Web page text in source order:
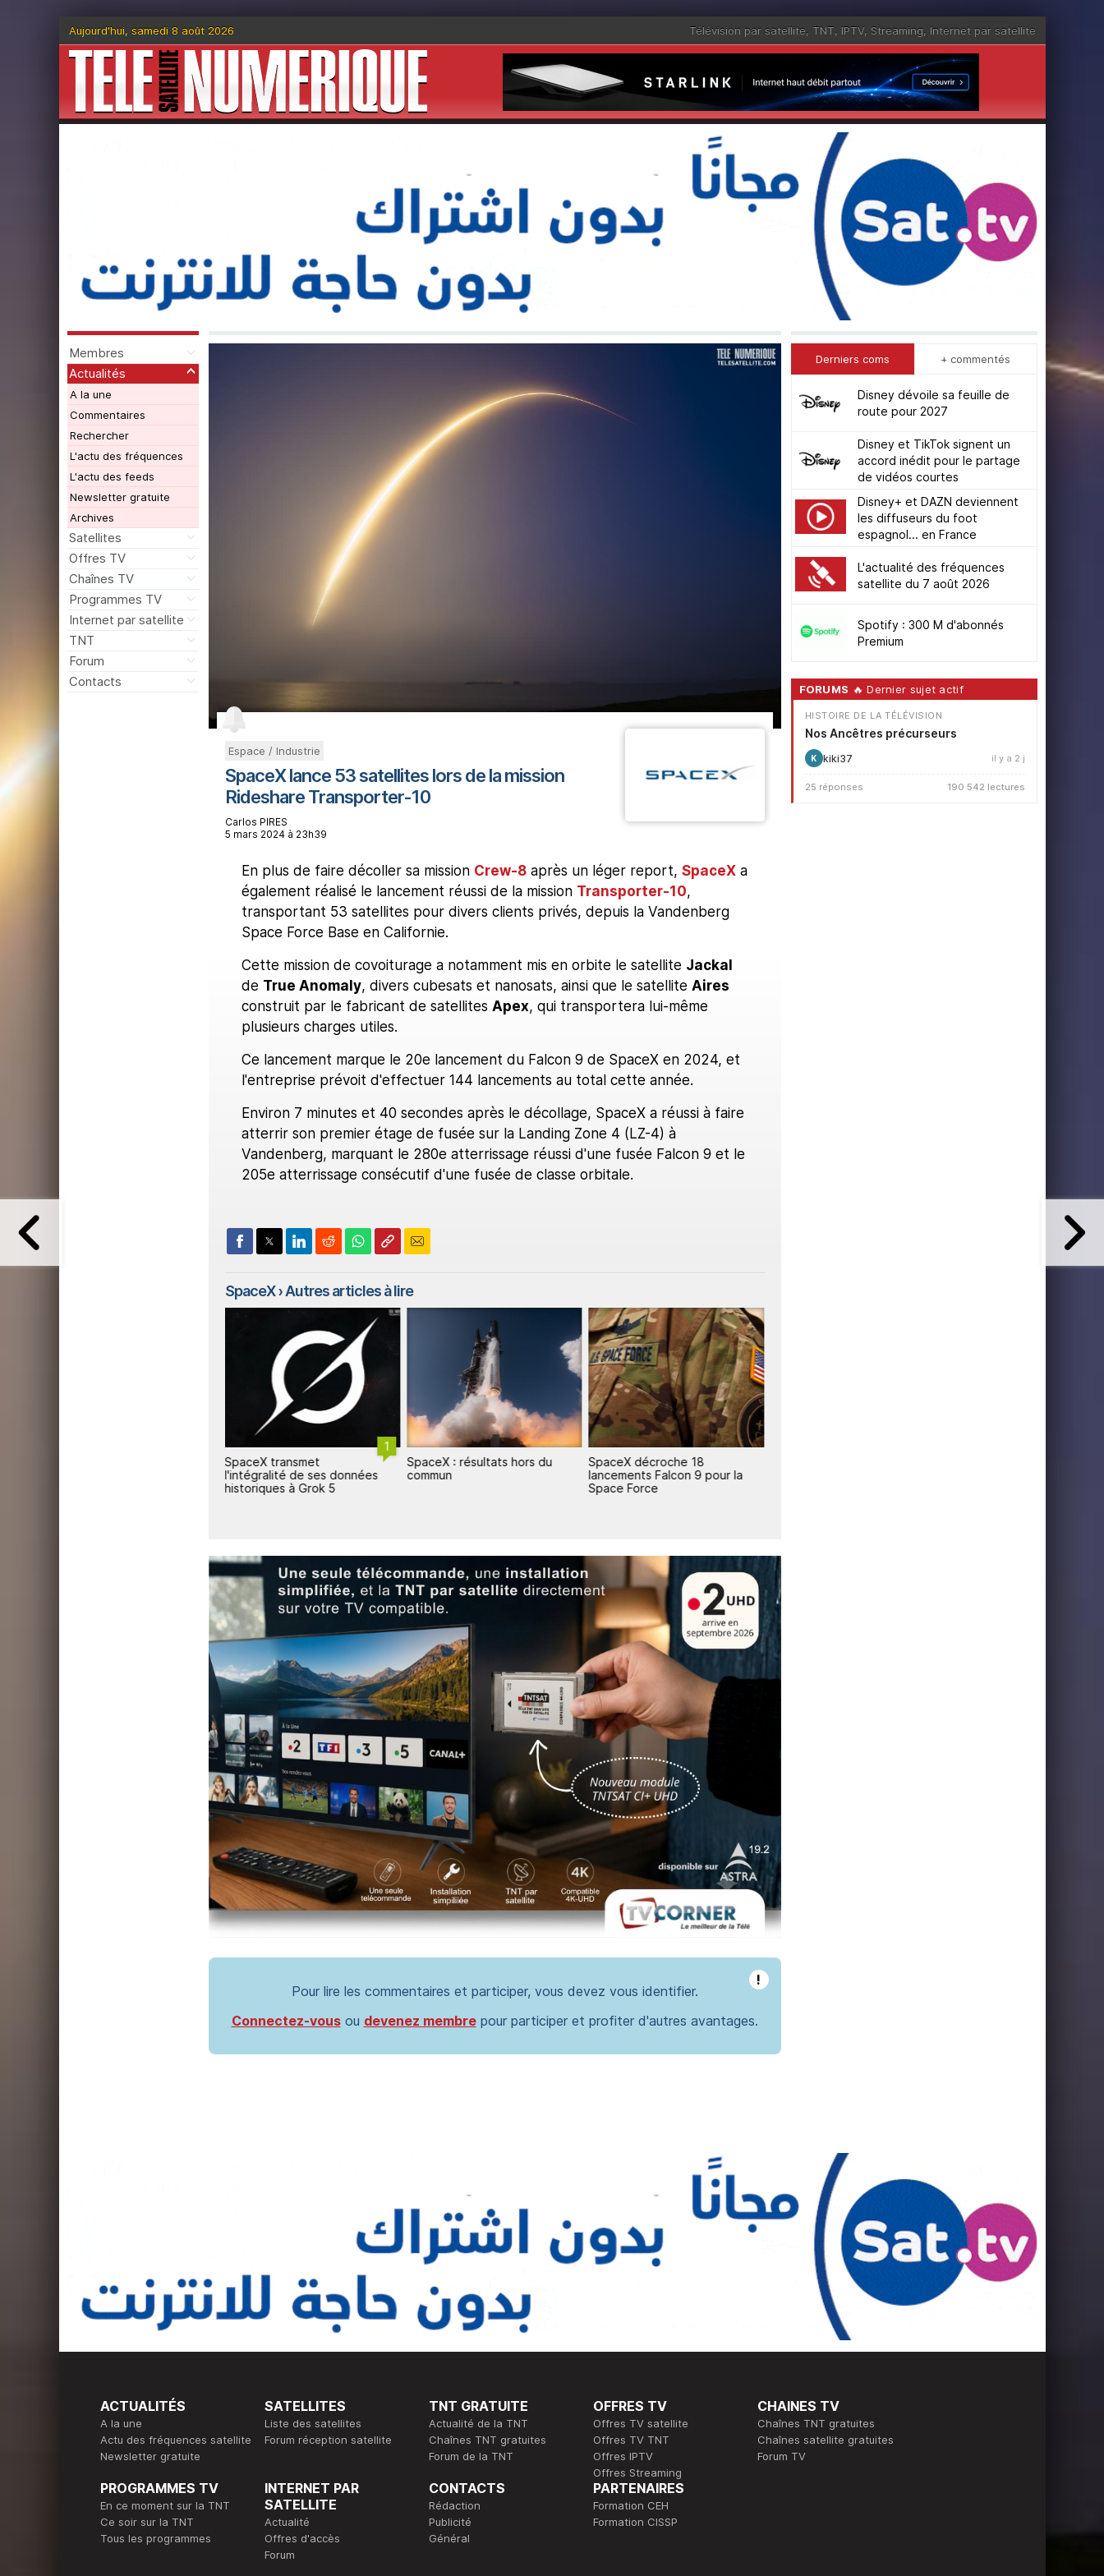
Aujourd'hui, samedi 8 août 2026 Télévision par satellite, TNT, IPTV, Streaming, Internet par satellite
Membres
Actualités
A la une
Commentaires
Rechercher
L'actu des fréquences
L'actu des feeds
Newsletter gratuite
Archives
Satellites
Offres TV
Chaînes TV
Programmes TV
Internet par satellite
TNT
Forum
Contacts
Espace / Industrie
SpaceX lance 53 satellites lors de la mission
Rideshare Transporter-10
Carlos PIRES
5 mars 2024 à 23h39
En plus de faire décoller sa mission Crew-8après un léger report, SpaceXa
également réalisé le lancement réussi de la mission Transporter-10,
transportant 53 satellites pour divers clients privés, depuis la Vandenberg
Space Force Base en Californie.
Cette mission de covoiturage a notamment mis en orbite le satellite Jackal
de True Anomaly, divers cubesats et nanosats, ainsi que le satellite Aires
construit par le fabricant de satellites Apex, qui transportera lui-même
plusieurs charges utiles.
Ce lancement marque le 20e lancement du Falcon 9 de SpaceX en 2024, et
l'entreprise prévoit d'effectuer 144 lancements au total cette année.
Environ 7 minutes et 40 secondes après le décollage, SpaceX a réussi à faire
atterrir son premier étage de fusée sur la Landing Zone 4 (LZ-4) à
Vandenberg, marquant le 280e atterrissage réussi d'une fusée Falcon 9 et le
205e atterrissage consécutif d'une fusée de classe orbitale.
SpaceX› Autres articles à lire
1
SpaceX transmet
l'intégralité de ses données
historiques à Grok 5
SpaceX : résultats hors du
commun
SpaceX décroche 18
lancements Falcon 9 pour la
Space Force
!
Pour lire les commentaires et participer, vous devez vous identifier.
Connectez-vousou devenez membrepour participer et profiter d'autres avantages.
Derniers coms + commentés
Disney dévoile sa feuille de
route pour 2027
Disney et TikTok signent un
accord inédit pour le partage
de vidéos courtes
Disney+ et DAZN deviennent
les diffuseurs du foot
espagnol... en France
L'actualité des fréquences
satellite du 7 août 2026
Spotify : 300 M d'abonnés
Premium
FORUMS 🔥 Dernier sujet actif
HISTOIRE DE LA TÉLÉVISION
Nos Ancêtres précurseurs
K kiki37 il y a 2 j
25 réponses 190 542 lectures
ACTUALITÉS
A la une
Actu des fréquences satellite
Newsletter gratuite
SATELLITES
Liste des satellites
Forum réception satellite
TNT GRATUITE
Actualité de la TNT
Chaînes TNT gratuites
Forum de la TNT
OFFRES TV
Offres TV satellite
Offres TV TNT
Offres IPTV
Offres Streaming
CHAINES TV
Chaînes TNT gratuites
Chaînes satellite gratuites
Forum TV
PROGRAMMES TV
En ce moment sur la TNT
Ce soir sur la TNT
Tous les programmes
INTERNET PAR
SATELLITE
Actualité
Offres d'accès
Forum
CONTACTS
Rédaction
Publicité
Général
PARTENAIRES
Formation CEH
Formation CISSP